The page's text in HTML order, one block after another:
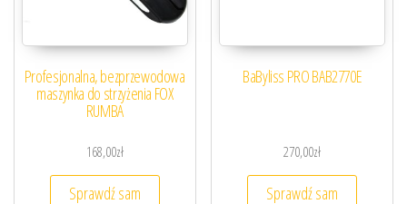
Profesjonalna, bezprzewodowa
maszynka do strzyżenia FOX
RUMBA
168,00zł
Sprawdź sam
BaByliss PRO BAB2770E
270,00zł
Sprawdź sam